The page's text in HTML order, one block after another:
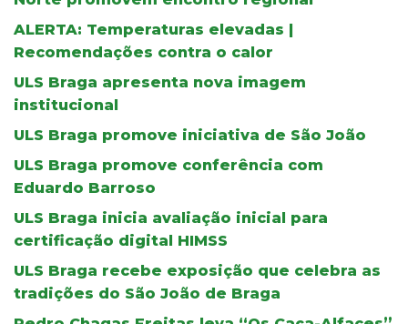
ALERTA: Temperaturas elevadas |
Recomendações contra o calor
ULS Braga apresenta nova imagem
institucional
ULS Braga promove iniciativa de São João
ULS Braga promove conferência com
Eduardo Barroso
ULS Braga inicia avaliação inicial para
certificação digital HIMSS
ULS Braga recebe exposição que celebra as
tradições do São João de Braga